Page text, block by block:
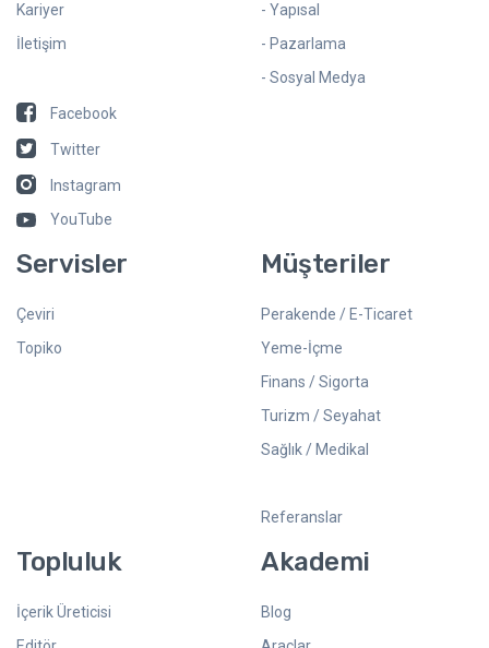
Kariyer
İletişim
Facebook
Twitter
Instagram
YouTube
- Yapısal
- Pazarlama
- Sosyal Medya
Servisler
Çeviri
Topiko
Müşteriler
Perakende / E-Ticaret
Yeme-İçme
Finans / Sigorta
Turizm / Seyahat
Sağlık / Medikal
Referanslar
Topluluk
İçerik Üreticisi
Akademi
Blog